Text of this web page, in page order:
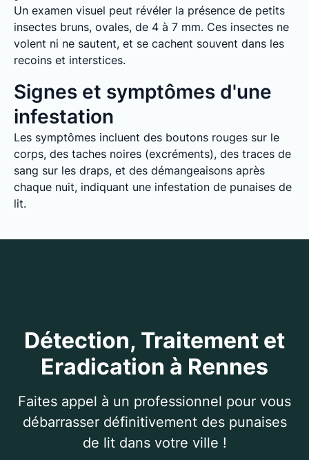
Un examen visuel peut révéler la présence de petits
insectes bruns, ovales, de 4 à 7 mm. Ces insectes ne
volent ni ne sautent, et se cachent souvent dans les
recoins et interstices.
Signes et symptômes d'une
infestation
Les symptômes incluent des boutons rouges sur le
corps, des taches noires (excréments), des traces de
sang sur les draps, et des démangeaisons après
chaque nuit, indiquant une infestation de punaises de
lit.
Détection, Traitement et
Eradication à Rennes
Faites appel à un professionnel pour vous
débarrasser définitivement des punaises
de lit dans votre ville !